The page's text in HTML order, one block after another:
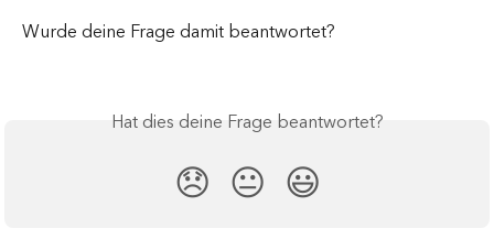
Wurde deine Frage damit beantwortet?
Hat dies deine Frage beantwortet?
😞 😐 😃